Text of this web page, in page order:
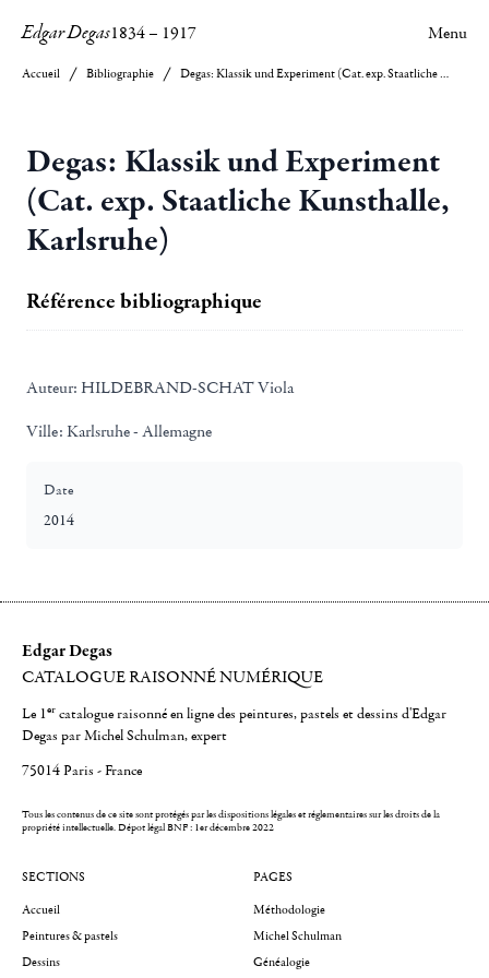
Edgar Degas1834– 1917 Menu
Accueil Bibliographie Degas: Klassik und Experiment (Cat. exp. Staatliche Kunsthalle, Karlsruhe)
Degas: Klassik und Experiment
(Cat. exp. Staatliche Kunsthalle,
Karlsruhe)
Référence bibliographique
Auteur: HILDEBRAND-SCHAT Viola
Ville: Karlsruhe - Allemagne
Date
2014
Edgar Degas
CATALOGUE RAISONNÉ NUMÉRIQUE
Le 1er catalogue raisonné en ligne des peintures, pastels et dessins d'Edgar
Degas par Michel Schulman, expert
75014 Paris - France
Tous les contenus de ce site sont protégés par les dispositions légales et réglementaires sur les droits de la
propriété intellectuelle.Dépot légal BNF : 1er décembre 2022
SECTIONS
Accueil
Peintures & pastels
Dessins
PAGES
Méthodologie
Michel Schulman
Généalogie